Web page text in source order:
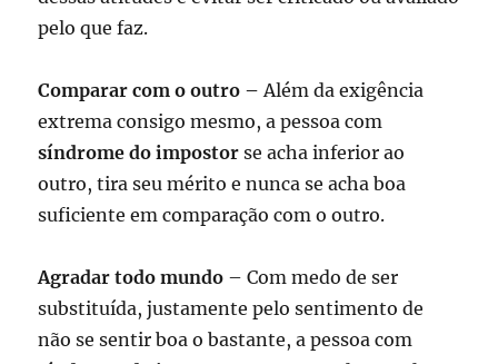
pelo que faz.
Comparar com o outro – Além da exigência
extrema consigo mesmo, a pessoa com
síndrome do impostor se acha inferior ao
outro, tira seu mérito e nunca se acha boa
suficiente em comparação com o outro.
Agradar todo mundo – Com medo de ser
substituída, justamente pelo sentimento de
não se sentir boa o bastante, a pessoa com